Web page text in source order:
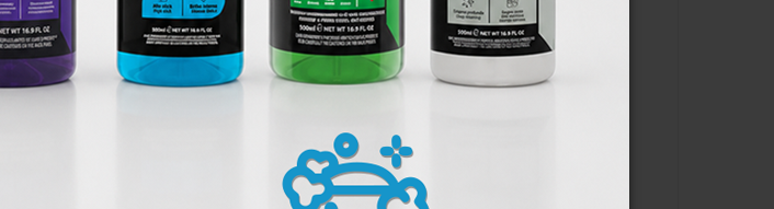
máquina de polimento e as pastas de polimento K2 LUSTER.
utilizando o desengordurante K2 KLINET e a microfibra K2 BONA.
cada vez.
20 ºC, e depois pula a superfície com um pano de microfibra (uma temperature
lo). Não deixe o revestimento secar sobre a pintura.